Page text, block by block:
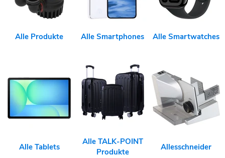
Alle Produkte Alle Smartphones Alle Smartwatches
Alle Tablets
Alle TALK-POINT
Produkte
Allesschneider